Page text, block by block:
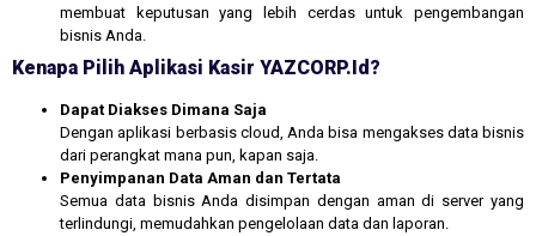
membuat keputusan yang lebih cerdas untuk pengembangan
bisnis Anda.
Kenapa Pilih Aplikasi Kasir YAZCORP.id?
Dapat Diakses Dimana Saja
Dengan aplikasi berbasis cloud, Anda bisa mengakses data bisnis
dari perangkat mana pun, kapan saja.
Penyimpanan Data Aman dan Tertata
Semua data bisnis Anda disimpan dengan aman di server yang
terlindungi, memudahkan pengelolaan data dan laporan.